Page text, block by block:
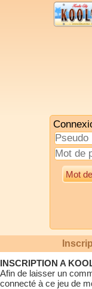
Mot
INSCRIPTION A
Afin de laisser un
connecté à ce jeu de